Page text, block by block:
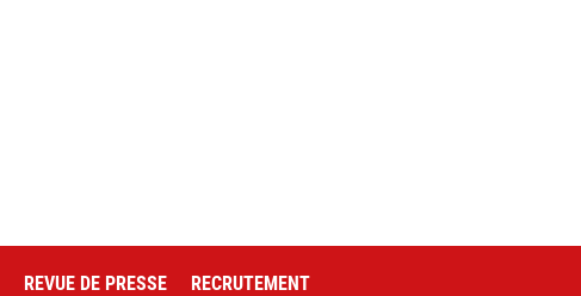
REVUE DE PRESSE RECRUTEMENT